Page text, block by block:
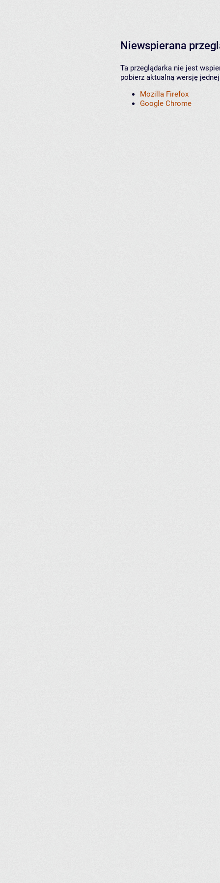
Niewspierana
Ta przeglądarka nie jest
pobierz aktualną wersję
Mozilla Firefox
Google Chrome